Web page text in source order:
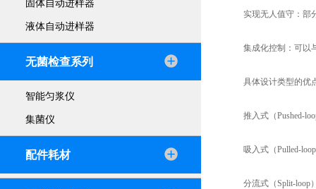
固体自动进样器
液体自动进样器
无菌检查系列
智能匀浆仪
集菌仪
配件耗材
实现无人值守：部
集成化控制：可以
具体设计类型的优
推入式（Pushed-
吸入式（Pulled-
分流式（Split-loop